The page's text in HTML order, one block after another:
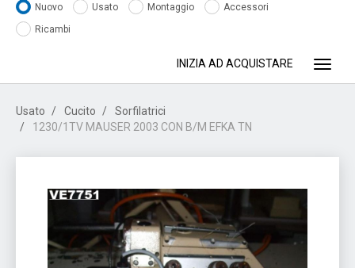
Nuovo Usato Montaggio
Accessori
Ricambi
INIZIA AD ACQUISTARE
Usato Cucito
Sorfilatrici
1230/1TV MAUSER 2003 CON B/M EFKA TN